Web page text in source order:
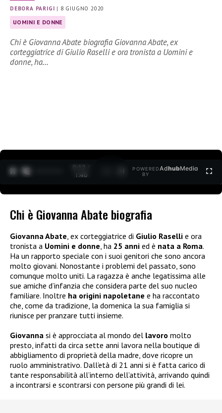
DEBORA PARIGI | 8 GIUGNO 2020
UOMINI E DONNE
Chi è Giovanna Abate biografia Giovanna Abate, ex
corteggiatrice di Giulio Raselli e ora tronista a Uomini e
donne, ha…
0:13 /
1:40
POWERED
BY
AdhubMedia
Chi è Giovanna Abate biografia
Giovanna Abate, ex corteggiatrice di Giulio Raselli e ora
tronista a Uomini e donne, ha 25 anni ed è nata a Roma.
Ha un rapporto speciale con i suoi genitori che sono ancora
molto giovani. Nonostante i problemi del passato, sono
comunque molto uniti. La ragazza è anche legatissima alle
sue amiche d’infanzia che considera parte del suo nucleo
familiare. Inoltre ha origini napoletane e ha raccontato
che, come da tradizione, la domenica la sua famiglia si
riunisce per pranzare tutti insieme.
Giovanna si è approcciata al mondo del lavoro molto
presto, infatti da circa sette anni lavora nella boutique di
abbigliamento di proprietà della madre, dove ricopre un
ruolo amministrativo. Dall’età di 21 anni si è fatta carico di
tante responsabilità all’interno dell’attività, arrivando quindi
a incontrarsi e scontrarsi con persone più grandi di lei.